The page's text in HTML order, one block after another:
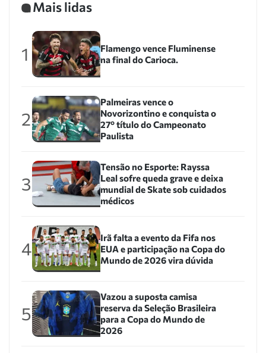
Mais lidas
1
Flamengo vence Fluminense
na final do Carioca.
2
Palmeiras vence o
Novorizontino e conquista o
27º título do Campeonato
Paulista
3
Tensão no Esporte: Rayssa
Leal sofre queda grave e deixa
mundial de Skate sob cuidados
médicos
4
Irã falta a evento da Fifa nos
EUA e participação na Copa do
Mundo de 2026 vira dúvida
5
Vazou a suposta camisa
reserva da Seleção Brasileira
para a Copa do Mundo de
2026